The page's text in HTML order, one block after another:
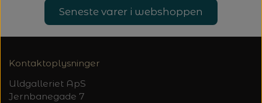
PERMIN: SPAR 30% PÅ ALLE
JULEBRODERIER
BALDYRE: UDVALGTE BRODERIER - SPAR
RAUMA
STRIKKE- OG SYNÅLE
Seneste varer i webshoppen
Kontaktoplysninger
Uldgalleriet ApS
Jernbanegade 7